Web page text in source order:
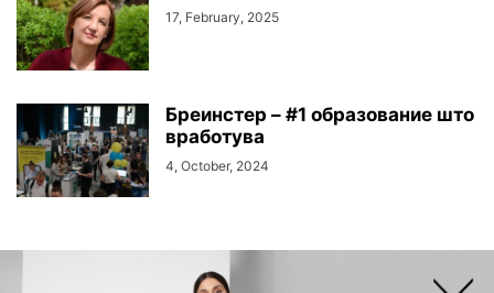
17, February, 2025
Бреинстер – #1 образование што
вработува
4, October, 2024